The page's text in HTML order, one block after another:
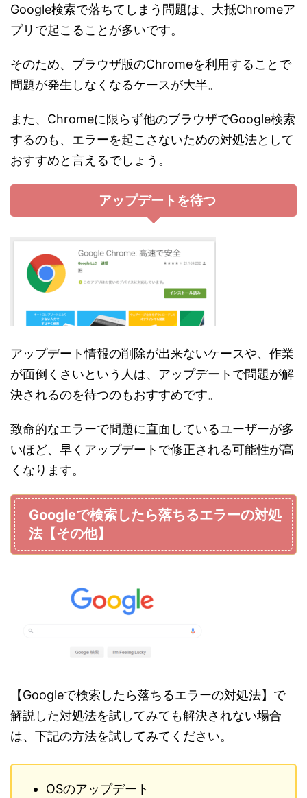
Google検索で落ちてしまう問題は、大抵Chromeア
プリで起こることが多いです。
そのため、ブラウザ版のChromeを利用することで
問題が発生しなくなるケースが大半。
また、Chromeに限らず他のブラウザでGoogle検索
するのも、エラーを起こさないための対処法として
おすすめと言えるでしょう。
アップデートを待つ
アップデート情報の削除が出来ないケースや、作業
が面倒くさいという人は、アップデートで問題が解
決されるのを待つのもおすすめです。
致命的なエラーで問題に直面しているユーザーが多
いほど、早くアップデートで修正される可能性が高
くなります。
Googleで検索したら落ちるエラーの対処
法【その他】
【Googleで検索したら落ちるエラーの対処法】で
解説した対処法を試してみても解決されない場合
は、下記の方法を試してみてください。
OSのアップデート